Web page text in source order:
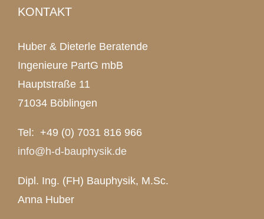
KONTAKT
Huber & Dieterle Beratende
Ingenieure PartG mbB
Hauptstraße 11
71034 Böblingen
Tel: +49 (0) 7031 816 966
info@h-d-bauphysik.de
Dipl. Ing. (FH) Bauphysik, M.Sc.
Anna Huber